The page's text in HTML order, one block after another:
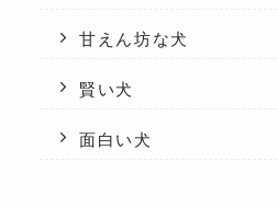
甘えん坊な犬
賢い犬
面白い犬